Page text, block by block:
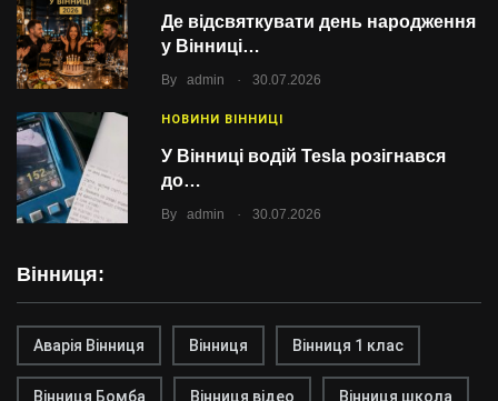
Де відсвяткувати день народження
у Вінниці…
By admin . 30.07.2026
НОВИНИ ВІННИЦІ
У Вінниці водій Tesla розігнався
до…
By admin . 30.07.2026
Вінниця:
Аварія Вінниця Вінниця Вінниця 1 клас
Вінниця Бомба Вінниця відео Вінниця школа